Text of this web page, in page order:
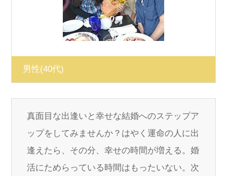
男性(40代)
真面目な出逢いと幸せな結婚へのステップア
ップをしてみませんか？はやく運命の人に出
逢えたら、その分、幸せの時間が増える。婚
活にためらっている時間はもったいない。次